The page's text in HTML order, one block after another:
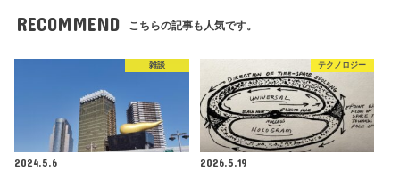
RECOMMEND こちらの記事も人気です。
雑談
2024.5.6
テクノロジー
2026.5.19